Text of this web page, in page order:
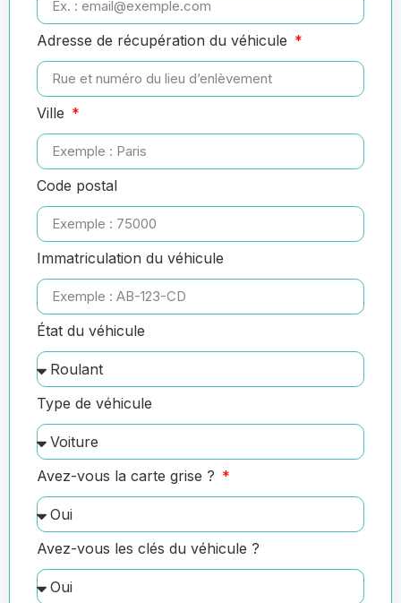
Adresse de récupération du véhicule
Ville
Code postal
Immatriculation du véhicule
État du véhicule
Type de véhicule
Avez-vous la carte grise ?
Avez-vous les clés du véhicule ?